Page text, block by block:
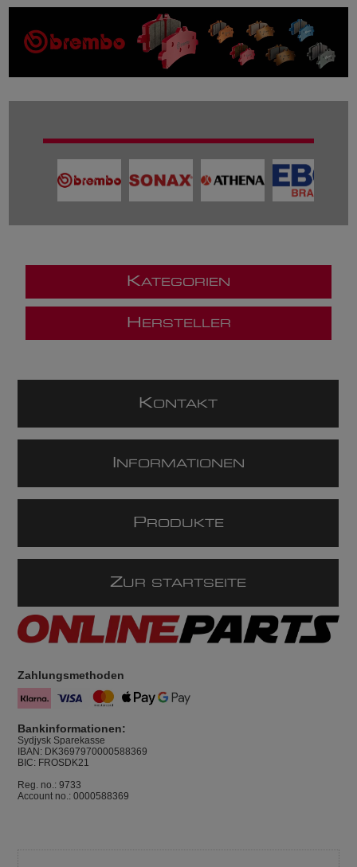
KATEGORIEN
H ERSTELLER
KONTAKT
NFORMATIONEN
P RODUKTE
ZUR STARTSEITE
Zahlungsmethoden
Bankinformationen:
Sydjysk Sparekasse
IBAN: DK3697970000588369
BIC: FROSDK21
Reg. no.: 9733
Account no.: 0000588369